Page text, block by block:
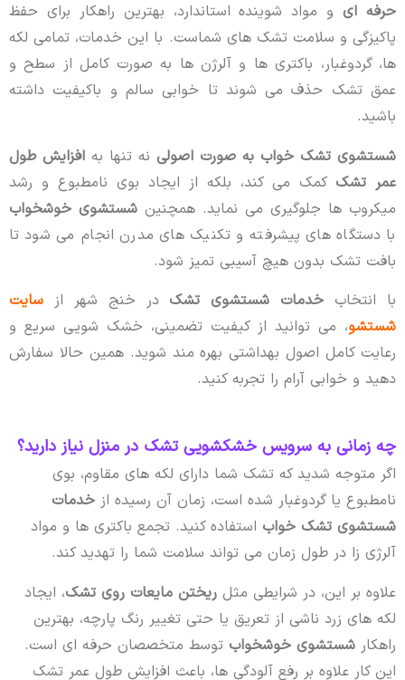
حرفه ایو مواد شوینده استاندارد، بهترین راهکار برای حفظ
پاکیزگی و سلامت تشک های شماست. با این خدمات، تمامی لکه
ها، گردوغبار، باکتری ها و آلرژن ها به صورت کامل از سطح و
عمق تشک حذف می شوند تا خوابی سالم و باکیفیت داشته
باشید.
شستشوی تشک خواب به صورت اصولینه تنها به افزایش طول
عمر تشککمک می کند، بلکه از ایجاد بوی نامطبوع و رشد
میکروب ها جلوگیری می نماید. همچنین شستشوی خوشخواب
با دستگاه های پیشرفته و تکنیک های مدرن انجام می شود تا
بافت تشک بدون هیچ آسیبی تمیز شود.
با انتخاب خدمات شستشوی تشکدر خنج شهر از سایت
شستشو، می توانید از کیفیت تضمینی، خشک شویی سریع و
رعایت کامل اصول بهداشتی بهره مند شوید. همین حالا سفارش
دهید و خوابی آرام را تجربه کنید.
چه زمانی به سرویس خشکشویی تشک در منزل نیاز دارید؟
اگر متوجه شدید که تشک شما دارای لکه های مقاوم، بوی
نامطبوع یا گردوغبار شده است، زمان آن رسیده از خدمات
شستشوی تشک خواباستفاده کنید. تجمع باکتری ها و مواد
آلرژی زا در طول زمان می تواند سلامت شما را تهدید کند.
علاوه بر این، در شرایطی مثل ریختن مایعات روی تشک، ایجاد
لکه های زرد ناشی از تعریق یا حتی تغییر رنگ پارچه، بهترین
راهکار شستشوی خوشخوابتوسط متخصصان حرفه ای است.
این کار علاوه بر رفع آلودگی ها، باعث افزایش طول عمر تشک